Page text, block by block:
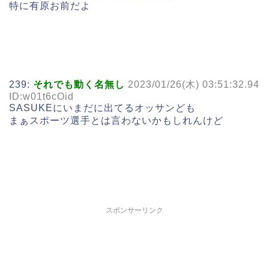
特に有原お前だよ
239: それでも動く名無し 2023/01/26(木) 03:51:32.94
ID:w01t6cOid
SASUKEにいまだに出てるオッサンども
まぁスポーツ選手とは言わないかもしれんけど
スポンサーリンク